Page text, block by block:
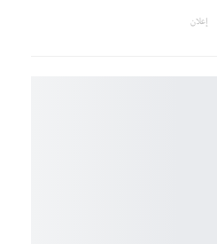
إعلان